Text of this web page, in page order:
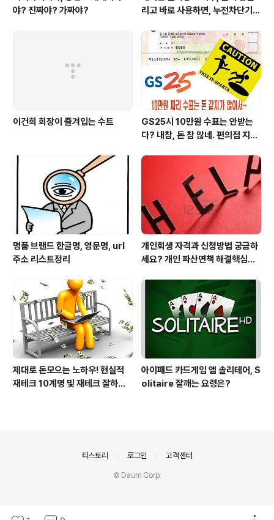
야? 진짜야? 가짜야?
리고 바로 사용하면, 누전차단기
심!)
이건희 회장이 즐겨입는 수트
GS25시 10만원 수표는 안받는
다? 내참, 돈 참 많네. 편의점 지에
지구만~
명품 브랜드 한글명, 영문명, url
주소 리스트정리
개인회생 자격과 신청방법 궁금하
세요? 개인 파산면책 해결핵심은?
제대로 돈모으는 노하우! 현실적
재테크 10계명 및 재테크 잘하는
아이패드 카드게임 앱 솔리테어, S
olitaire 잘깨는 요령은?
티스토리 로그인 고객센터
© Daum Corp.